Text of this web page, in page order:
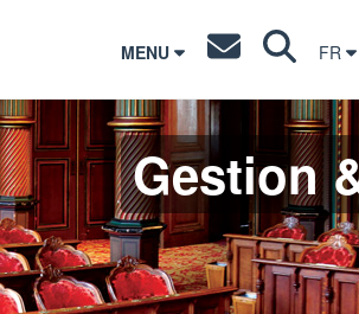
MENU FR
Gestion